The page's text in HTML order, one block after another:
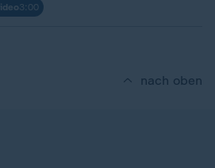
3:00
nach oben